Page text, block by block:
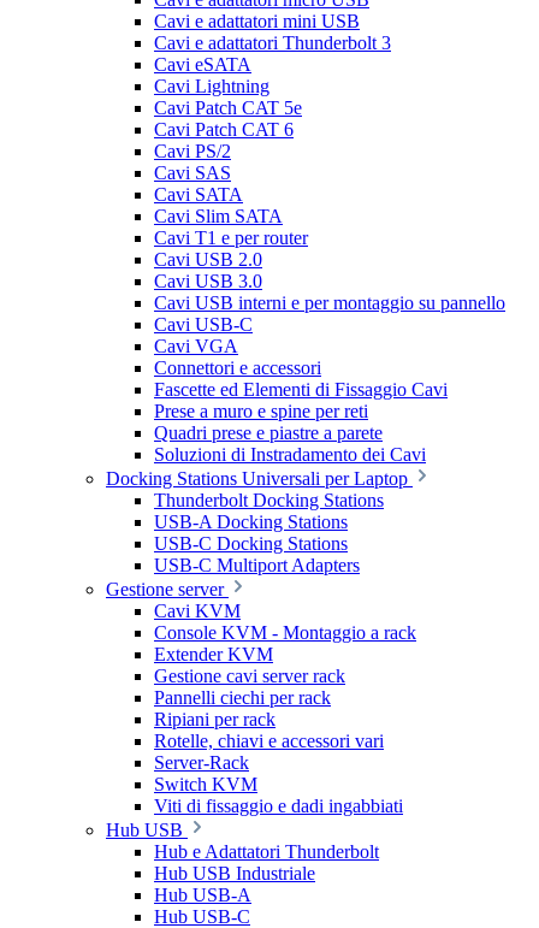
Cavi e adattatori mini USB
Cavi e adattatori Thunderbolt 3
Cavi eSATA
Cavi Lightning
Cavi Patch CAT 5e
Cavi Patch CAT 6
Cavi PS/2
Cavi SAS
Cavi SATA
Cavi Slim SATA
Cavi T1 e per router
Cavi USB 2.0
Cavi USB 3.0
Cavi USB interni e per montaggio su pannello
Cavi USB-C
Cavi VGA
Connettori e accessori
Fascette ed Elementi di Fissaggio Cavi
Prese a muro e spine per reti
Quadri prese e piastre a parete
Soluzioni di Instradamento dei Cavi
Docking Stations Universali per Laptop
Thunderbolt Docking Stations
USB-A Docking Stations
USB-C Docking Stations
USB-C Multiport Adapters
Gestione server
Cavi KVM
Console KVM - Montaggio a rack
Extender KVM
Gestione cavi server rack
Pannelli ciechi per rack
Ripiani per rack
Rotelle, chiavi e accessori vari
Server-Rack
Switch KVM
Viti di fissaggio e dadi ingabbiati
Hub USB
Hub e Adattatori Thunderbolt
Hub USB Industriale
Hub USB-A
Hub USB-C